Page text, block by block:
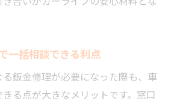
一括相談できる利点
鈑金修理が必要になった際も、車
る点が大きなメリットです。窓口